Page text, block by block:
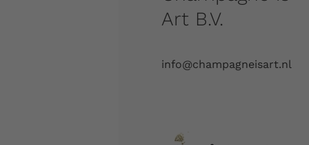
Art B.V.
info@champagneisart.nl